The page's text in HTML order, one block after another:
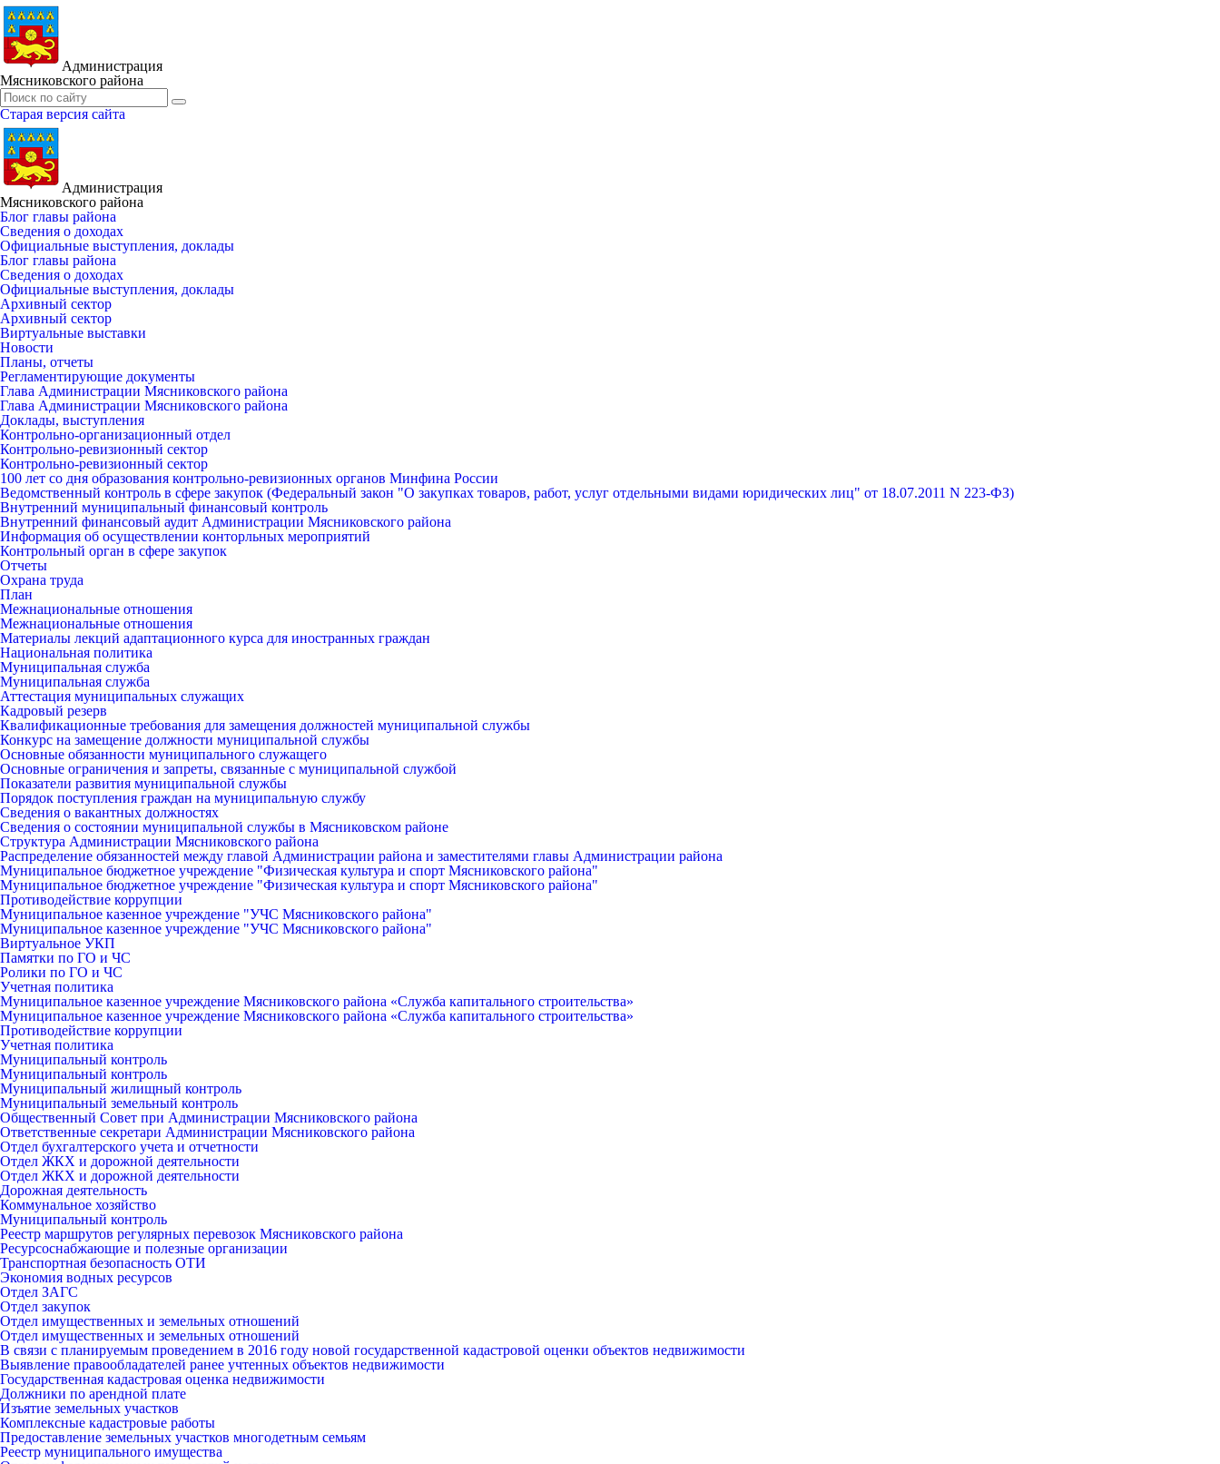
Администрация
Мясниковского района
Старая версия сайта
Администрация
Мясниковского района
Блог главы района
Сведения о доходах
Официальные выступления, доклады
Блог главы района
Сведения о доходах
Официальные выступления, доклады
Архивный сектор
Архивный сектор
Виртуальные выставки
Новости
Планы, отчеты
Регламентирующие документы
Глава Администрации Мясниковского района
Глава Администрации Мясниковского района
Доклады, выступления
Контрольно-организационный отдел
Контрольно-ревизионный сектор
Контрольно-ревизионный сектор
100 лет со дня образования контрольно-ревизионных органов Минфина России
Ведомственный контроль в сфере закупок (Федеральный закон "О закупках товаров, работ, услуг отдельными видами юридических лиц" от 18.07.2011 N 223-ФЗ)
Внутренний муниципальный финансовый контроль
Внутренний финансовый аудит Администрации Мясниковского района
Информация об осуществлении конторльных мероприятий
Контрольный орган в сфере закупок
Отчеты
Охрана труда
План
Межнациональные отношения
Межнациональные отношения
Материалы лекций адаптационного курса для иностранных граждан
Национальная политика
Муниципальная служба
Муниципальная служба
Аттестация муниципальных служащих
Кадровый резерв
Квалификационные требования для замещения должностей муниципальной службы
Конкурс на замещение должности муниципальной службы
Основные обязанности муниципального служащего
Основные ограничения и запреты, связанные с муниципальной службой
Показатели развития муниципальной службы
Порядок поступления граждан на муниципальную службу
Сведения о вакантных должностях
Сведения о состоянии муниципальной службы в Мясниковском районе
Структура Администрации Мясниковского района
Распределение обязанностей между главой Администрации района и заместителями главы Администрации района
Муниципальное бюджетное учреждение "Физическая культура и спорт Мясниковского района"
Муниципальное бюджетное учреждение "Физическая культура и спорт Мясниковского района"
Противодействие коррупции
Муниципальное казенное учреждение "УЧС Мясниковского района"
Муниципальное казенное учреждение "УЧС Мясниковского района"
Виртуальное УКП
Памятки по ГО и ЧС
Ролики по ГО и ЧС
Учетная политика
Муниципальное казенное учреждение Мясниковского района «Служба капитального строительства»
Муниципальное казенное учреждение Мясниковского района «Служба капитального строительства»
Противодействие коррупции
Учетная политика
Муниципальный контроль
Муниципальный контроль
Муниципальный жилищный контроль
Муниципальный земельный контроль
Общественный Совет при Администрации Мясниковского района
Ответственные секретари Администрации Мясниковского района
Отдел бухгалтерского учета и отчетности
Отдел ЖКХ и дорожной деятельности
Отдел ЖКХ и дорожной деятельности
Дорожная деятельность
Коммунальное хозяйство
Муниципальный контроль
Реестр маршрутов регулярных перевозок Мясниковского района
Ресурсоснабжающие и полезные организации
Транспортная безопасность ОТИ
Экономия водных ресурсов
Отдел ЗАГС
Отдел закупок
Отдел имущественных и земельных отношений
Отдел имущественных и земельных отношений
В связи с планируемым проведением в 2016 году новой государственной кадастровой оценки объектов недвижимости
Выявление правообладателей ранее учтенных объектов недвижимости
Государственная кадастровая оценка недвижимости
Должники по арендной плате
Изъятие земельных участков
Комплексные кадастровые работы
Предоставление земельных участков многодетным семьям
Реестр муниципального имущества